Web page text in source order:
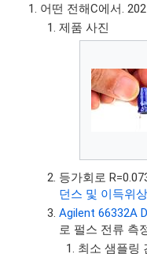
어떤 전해C에서.
제품 사진
등가회로
던스 및 이득위
Agilent 66332A
로 펄스 전류 측
최소 샘플링